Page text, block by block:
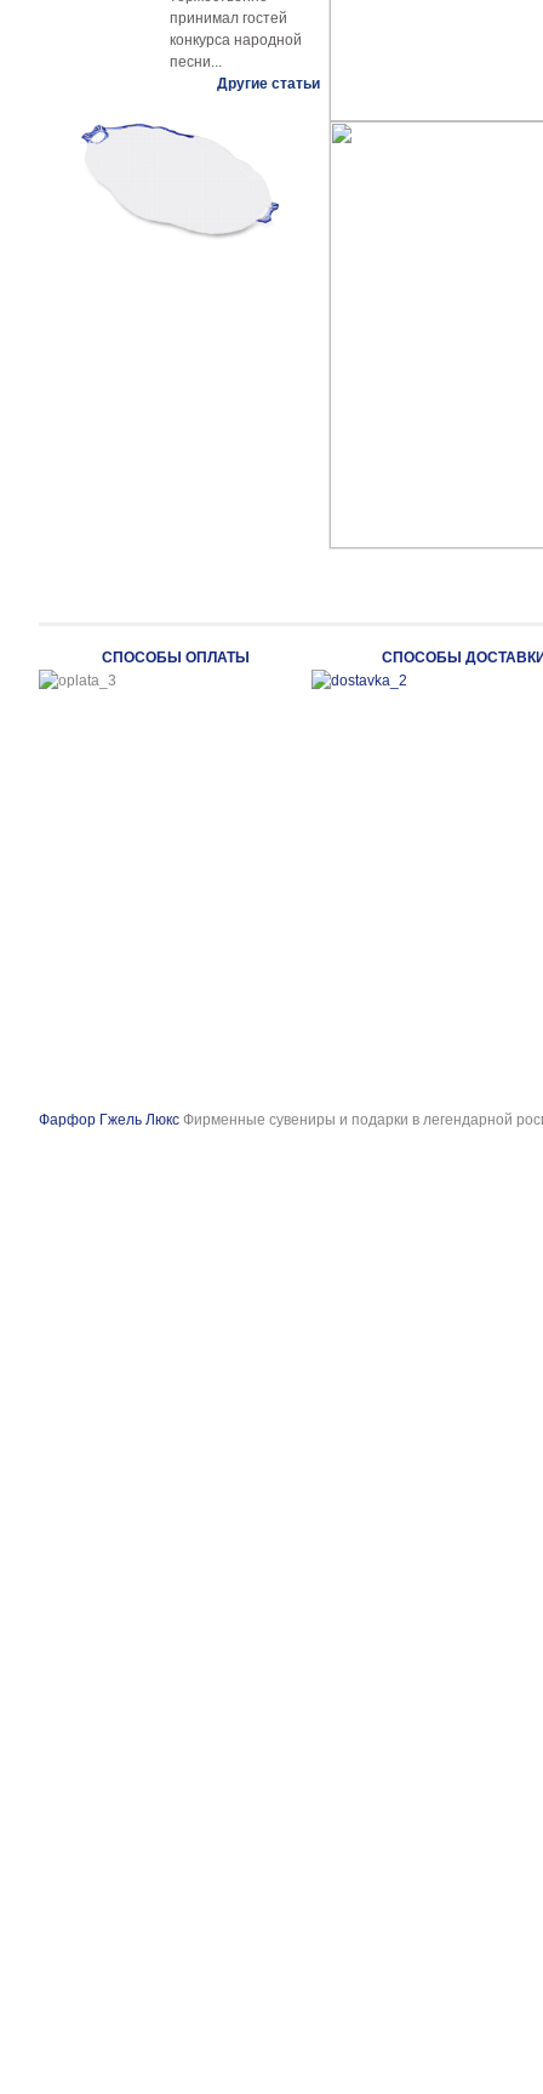
принимал гостей
конкурса народной
песни...
Другие статьи
СПОСОБЫ ОПЛАТЫ СПОСОБЫ
Фарфор Гжель Люкс Фирменные сувениры и подарки в легендарной